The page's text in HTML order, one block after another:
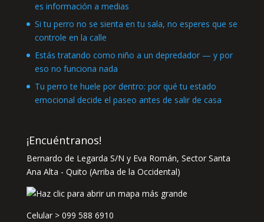
es información a medias
Si tu perro no se sienta en tu sala, no esperes que se
controle en la calle
Estás tratando como niño a un depredador — y por
eso no funciona nada
Tu perro te huele por dentro: por qué tu estado
emocional decide el paseo antes de salir de casa
¡Encuéntranos!
Bernardo de Legarda S/N y Eva Román, Sector Santa
Ana Alta - Quito (Arriba de la Occidental)
Celular > 099 588 6910